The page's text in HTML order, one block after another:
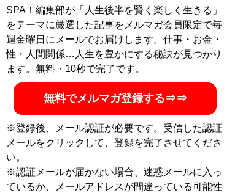
が、接客のほうが性に合うため、本部に直訴し現場復帰
を果たす
記事一覧へ
SPA！編集部が「人生後半を賢く楽しく生きる」
をテーマに厳選した記事をメルマガ会員限定で毎
週金曜日にメールでお届けします。仕事・お金・
性・人間関係…人生を豊かにする秘訣が見つかり
ます。無料・10秒で完了です。
無料でメルマガ登録する⇒⇒
※登録後、メール認証が必要です。受信した認証
メールをクリックして、登録を完了させてくださ
い。
※認証メールが届かない場合、迷惑メールに入っ
ているか、メールアドレスが間違っている可能性